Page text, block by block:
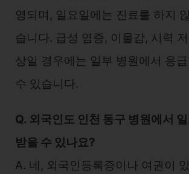
영되며, 일요일에는 진료를 하지
습니다. 급성 염증, 이물감, 시력
상일 경우에는 일부 병원에서 응
수 있습니다.
Q. 외국인도 인천 동구 병원에서
받을 수 있나요?
A. 네, 외국인등록증이나 여권이